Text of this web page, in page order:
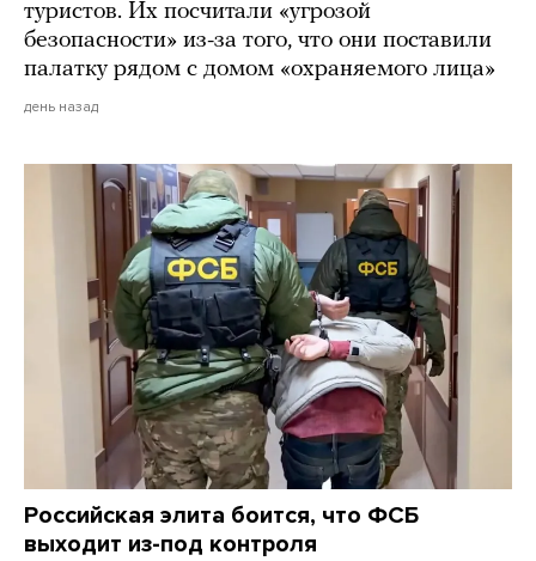
туристов. Их посчитали «угрозой
безопасности» из-за того, что они поставили
палатку рядом с домом «охраняемого лица»
день назад
Российская элита боится, что ФСБ
выходит из-под контроля